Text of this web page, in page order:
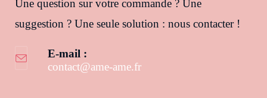
Une question sur votre commande ? Une
suggestion ? Une seule solution : nous contacter !
E-mail :
contact@ame-ame.frS’ouvre dans votre application